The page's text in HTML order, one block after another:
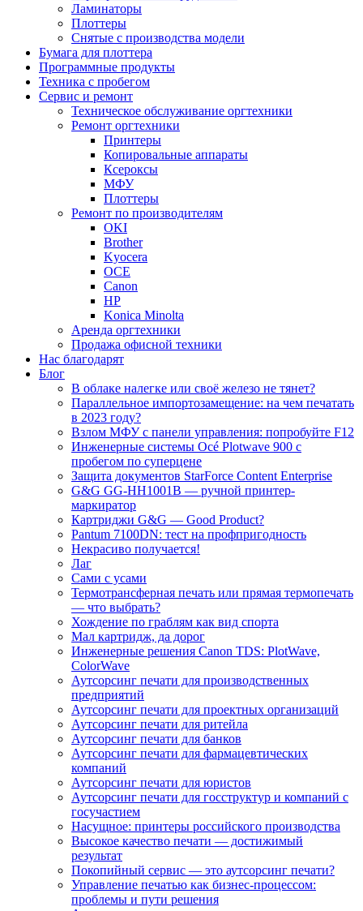
Ламинаторы
Плоттеры
Снятые с производства модели
Бумага для плоттера
Программные продукты
Техника с пробегом
Сервис и ремонт
Техническое обслуживание оргтехники
Ремонт оргтехники
Принтеры
Копировальные аппараты
Ксероксы
МФУ
Плоттеры
Ремонт по производителям
OKI
Brother
Kyocera
OCE
Canon
HP
Konica Minolta
Аренда оргтехники
Продажа офисной техники
Нас благодарят
Блог
В облаке налегке или своё железо не тянет?
Параллельное импортозамещение: на чем печатать
в 2023 году?
Взлом МФУ с панели управления: попробуйте F12
Инженерные системы Océ Plotwave 900 с
пробегом по суперцене
Защита документов StarForce Content Enterprise
G&G GG-HH1001B — ручной принтер-
маркиратор
Картриджи G&G — Good Product?
Pantum 7100DN: тест на профпригодность
Некрасиво получается!
Лаг
Сами с усами
Термотрансферная печать или прямая термопечать
— что выбрать?
Хождение по граблям как вид спорта
Мал картридж, да дорог
Инженерные решения Canon TDS: PlotWave,
ColorWave
Аутсорсинг печати для производственных
предприятий
Аутсорсинг печати для проектных организаций
Аутсорсинг печати для ритейла
Аутсорсинг печати для банков
Аутсорсинг печати для фармацевтических
компаний
Аутсорсинг печати для юристов
Аутсорсинг печати для госструктур и компаний с
госучастием
Насущное: принтеры российского производства
Высокое качество печати — достижимый
результат
Покопийный сервис — это аутсорсинг печати?
Управление печатью как бизнес-процессом:
проблемы и пути решения